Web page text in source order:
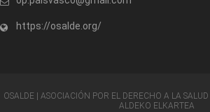
https://osalde.org/
OSALDE | ASOCIACIÓN POR EL DERECHO A LA SALUD
ALDEKO ELKARTEA